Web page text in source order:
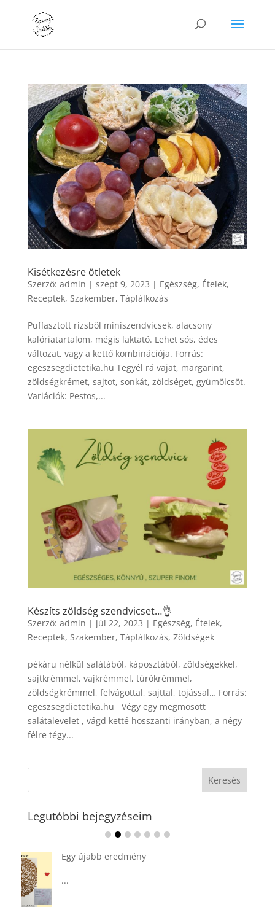
Kisétkezésre ötletek
Szerző: admin | szept 9, 2023 | Egészség, Ételek,
Receptek, Szakember, Táplálkozás
Puffasztott rizsből miniszendvicsek, alacsony
kalóriatartalom, mégis laktató. Lehet sós, édes
változat, vagy a kettő kombinációja. Forrás:
egeszsegdietetika.hu Tegyél rá vajat, margarint,
zöldségkrémet, sajtot, sonkát, zöldséget, gyümölcsöt.
Variációk: Pestos,...
Készíts zöldség szendvicset…👌
Szerző: admin | júl 22, 2023 | Egészség, Ételek,
Receptek, Szakember, Táplálkozás, Zöldségek
pékáru nélkül salátából, káposztából, zöldségekkel,
sajtkrémmel, vajkrémmel, túrókrémmel,
zöldségkrémmel, felvágottal, sajttal, tojással… Forrás:
egeszsegdietetika.hu Végy egy megmosott
salátalevelet , vágd ketté hosszanti irányban, a négy
félre tégy...
Legutóbbi bejegyzéseim
Ádvent 1. vasárnapja🌟